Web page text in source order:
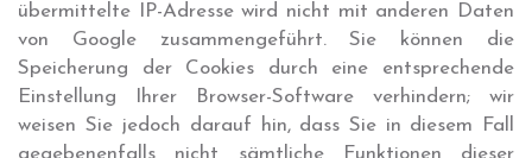
übermittelte IP-Adresse wird nicht mit anderen Daten
von Google zusammengeführt. Sie können die
Speicherung der Cookies durch eine entsprechende
Einstellung Ihrer Browser-Software verhindern; wir
weisen Sie jedoch darauf hin, dass Sie in diesem Fall
gegebenenfalls nicht sämtliche Funktionen dieser